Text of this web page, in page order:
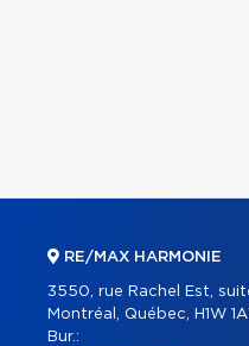
RE/MAX HARMONIE
3550, rue Rachel Est,
Montréal, Québec, H1W
Bur.: